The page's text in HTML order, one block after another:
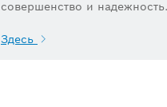
совершенство и надежность.
Здесь